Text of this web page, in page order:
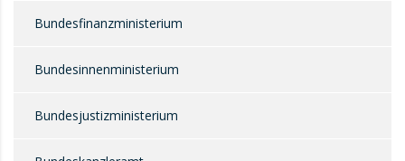
Bundesfinanzministerium
Bundesinnenministerium
Bundesjustizministerium